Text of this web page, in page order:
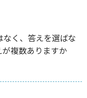
く、答えを選ばな
複数ありますか